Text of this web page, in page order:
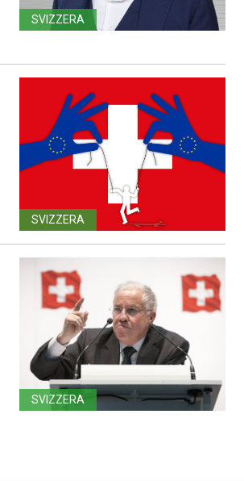
SVIZZERA
SVIZZERA
SVIZZERA